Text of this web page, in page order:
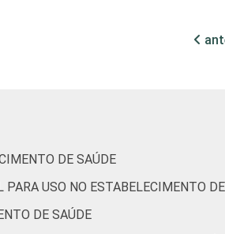
da Informação (CETIC.br),
DE SAÚDE
USO NO ESTABELECIMENTO
DE SAÚDE